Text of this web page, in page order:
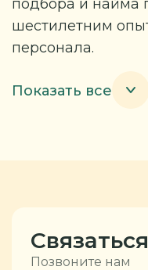
подбора и найма
шестилетним
персонала.
Показать все
Позвоните нам